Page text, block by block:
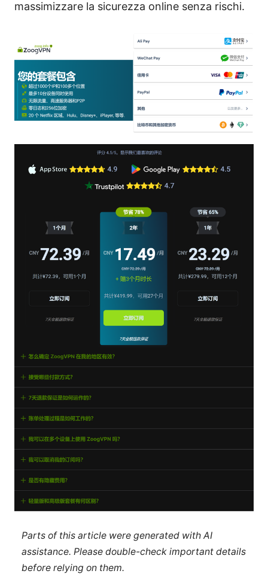
massimizzare la sicurezza online senza rischi.
Parts of this article were generated with AI
assistance. Please double-check important details
before relying on them.